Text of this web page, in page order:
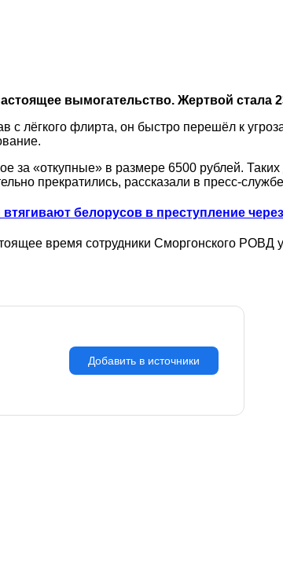
вымогательство. Жертвой стала
лёгкого флирта, он быстро перешёл к
за «откупные» в размере 6500 рублей.
прекратились, рассказали в пресс-
белорусов в преступление
время сотрудники Сморгонского РОВД
Добавить в источники